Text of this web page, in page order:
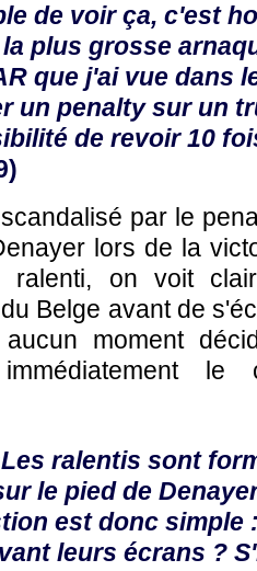
de voir ça, c'est
plus grosse
que j'ai vue dans
un penalty sur un
de revoir 10
par le
lors de la
on voit
Belge avant de
moment
immédiatement
Les ralentis sont
le pied de
est donc simple
leurs écrans ?